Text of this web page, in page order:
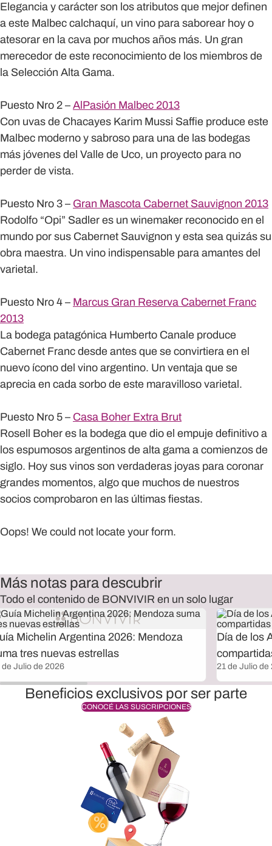
Elegancia y carácter son los atributos que mejor definen
a este Malbec calchaquí, un vino para saborear hoy o
atesorar en la cava por muchos años más. Un gran
merecedor de este reconocimiento de los miembros de
la Selección Alta Gama.
Puesto Nro 2 – AlPasión Malbec 2013
Con uvas de Chacayes Karim Mussi Saffie produce este
Malbec moderno y sabroso para una de las bodegas
más jóvenes del Valle de Uco, un proyecto para no
perder de vista.
Puesto Nro 3 – Gran Mascota Cabernet Sauvignon 2013
Rodolfo “Opi” Sadler es un winemaker reconocido en el
mundo por sus Cabernet Sauvignon y esta sea quizás su
obra maestra. Un vino indispensable para amantes del
varietal.
Puesto Nro 4 – Marcus Gran Reserva Cabernet Franc
2013
La bodega patagónica Humberto Canale produce
Cabernet Franc desde antes que se convirtiera en el
nuevo ícono del vino argentino. Un ventaja que se
aprecia en cada sorbo de este maravilloso varietal.
Puesto Nro 5 – Casa Boher Extra Brut
Rosell Boher es la bodega que dio el empuje definitivo a
los espumosos argentinos de alta gama a comienzos de
siglo. Hoy sus vinos son verdaderas joyas para coronar
grandes momentos, algo que muchos de nuestros
socios comprobaron en las últimas fiestas.
Oops! We could not locate your form.
Más notas para descubrir
Todo el contenido de BONVIVIR en un solo lugar
Michelin Argentina 2026: Mendoza
tres nuevas estrellas
de Julio de 2026
Día de los
21 de Julio de
Beneficios exclusivos por ser parte
CONOCÉ LAS SUSCRIPCIONES